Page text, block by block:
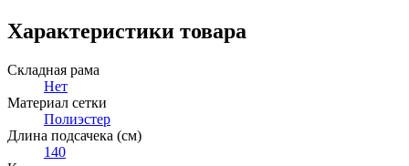
Характеристики товара
Складная рама
Нет
Материал сетки
Полиэстер
Длина подсачека (см)
140